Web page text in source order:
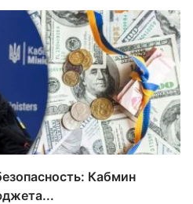
Кабмин